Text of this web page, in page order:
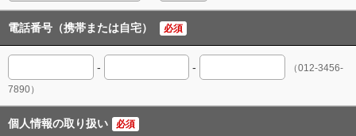
電話番号（携帯または自宅） 必須
- -
（012-3456-
7890）
個人情報の取り扱い 必須